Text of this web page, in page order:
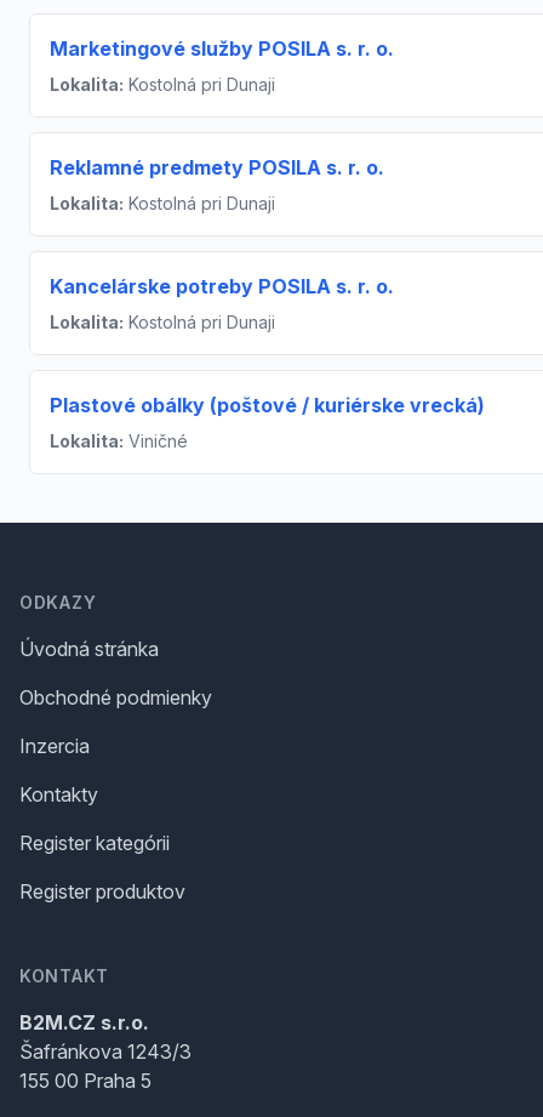
Marketingové služby POSILA s. r. o.
Lokalita: Kostolná pri Dunaji
Reklamné predmety POSILA s. r. o.
Lokalita: Kostolná pri Dunaji
Kancelárske potreby POSILA s. r. o.
Lokalita: Kostolná pri Dunaji
Plastové obálky (poštové / kuriérske vrecká)
Lokalita: Viničné
ODKAZY
Úvodná stránka
Obchodné podmienky
Inzercia
Kontakty
Register kategórii
Register produktov
KONTAKT
B2M.CZ s.r.o.
Šafránkova 1243/3
155 00 Praha 5